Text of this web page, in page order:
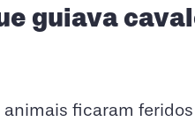
guiava
ficaram